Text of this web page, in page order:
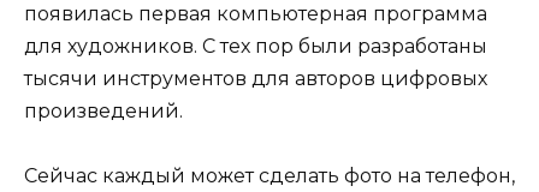
появилась первая компьютерная программа
для художников. С тех пор были разработаны
тысячи инструментов для авторов цифровых
произведений.
Сейчас каждый может сделать фото на телефон,